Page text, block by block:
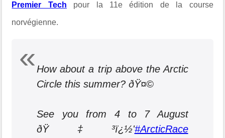
Premier Tech pour la 11e édition de la course
norvégienne.
How about a trip above the Arctic
Circle this summer? ðŸ¤©
See you from 4 to 7 August
ðŸ‡³ï¿½'#ArcticRace